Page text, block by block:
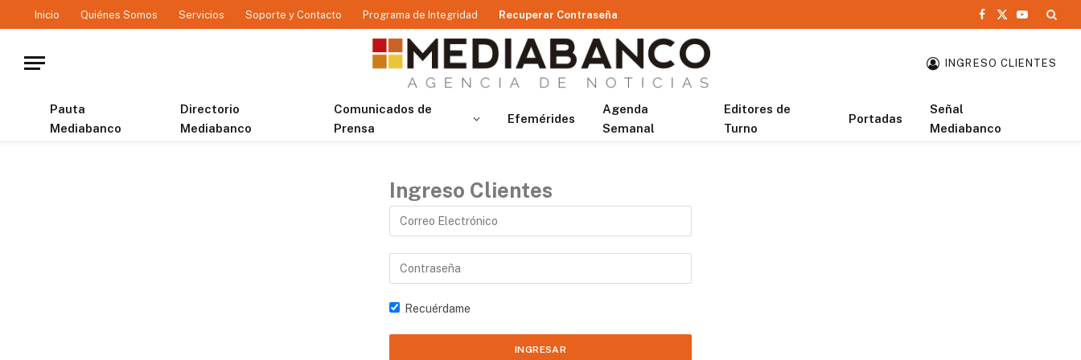
Inicio Quiénes Somos Servicios Soporte y Contacto Programa de Integridad Recuperar Contraseña
Facebook
X
YouTube
INGRESO CLIENTES
Pauta
Mediabanco
Directorio
Mediabanco
Comunicados de
Prensa
Efemérides
Agenda
Semanal
Editores de
Turno
Portadas
Señal
Mediabanco
Ingreso Clientes
Recuérdame